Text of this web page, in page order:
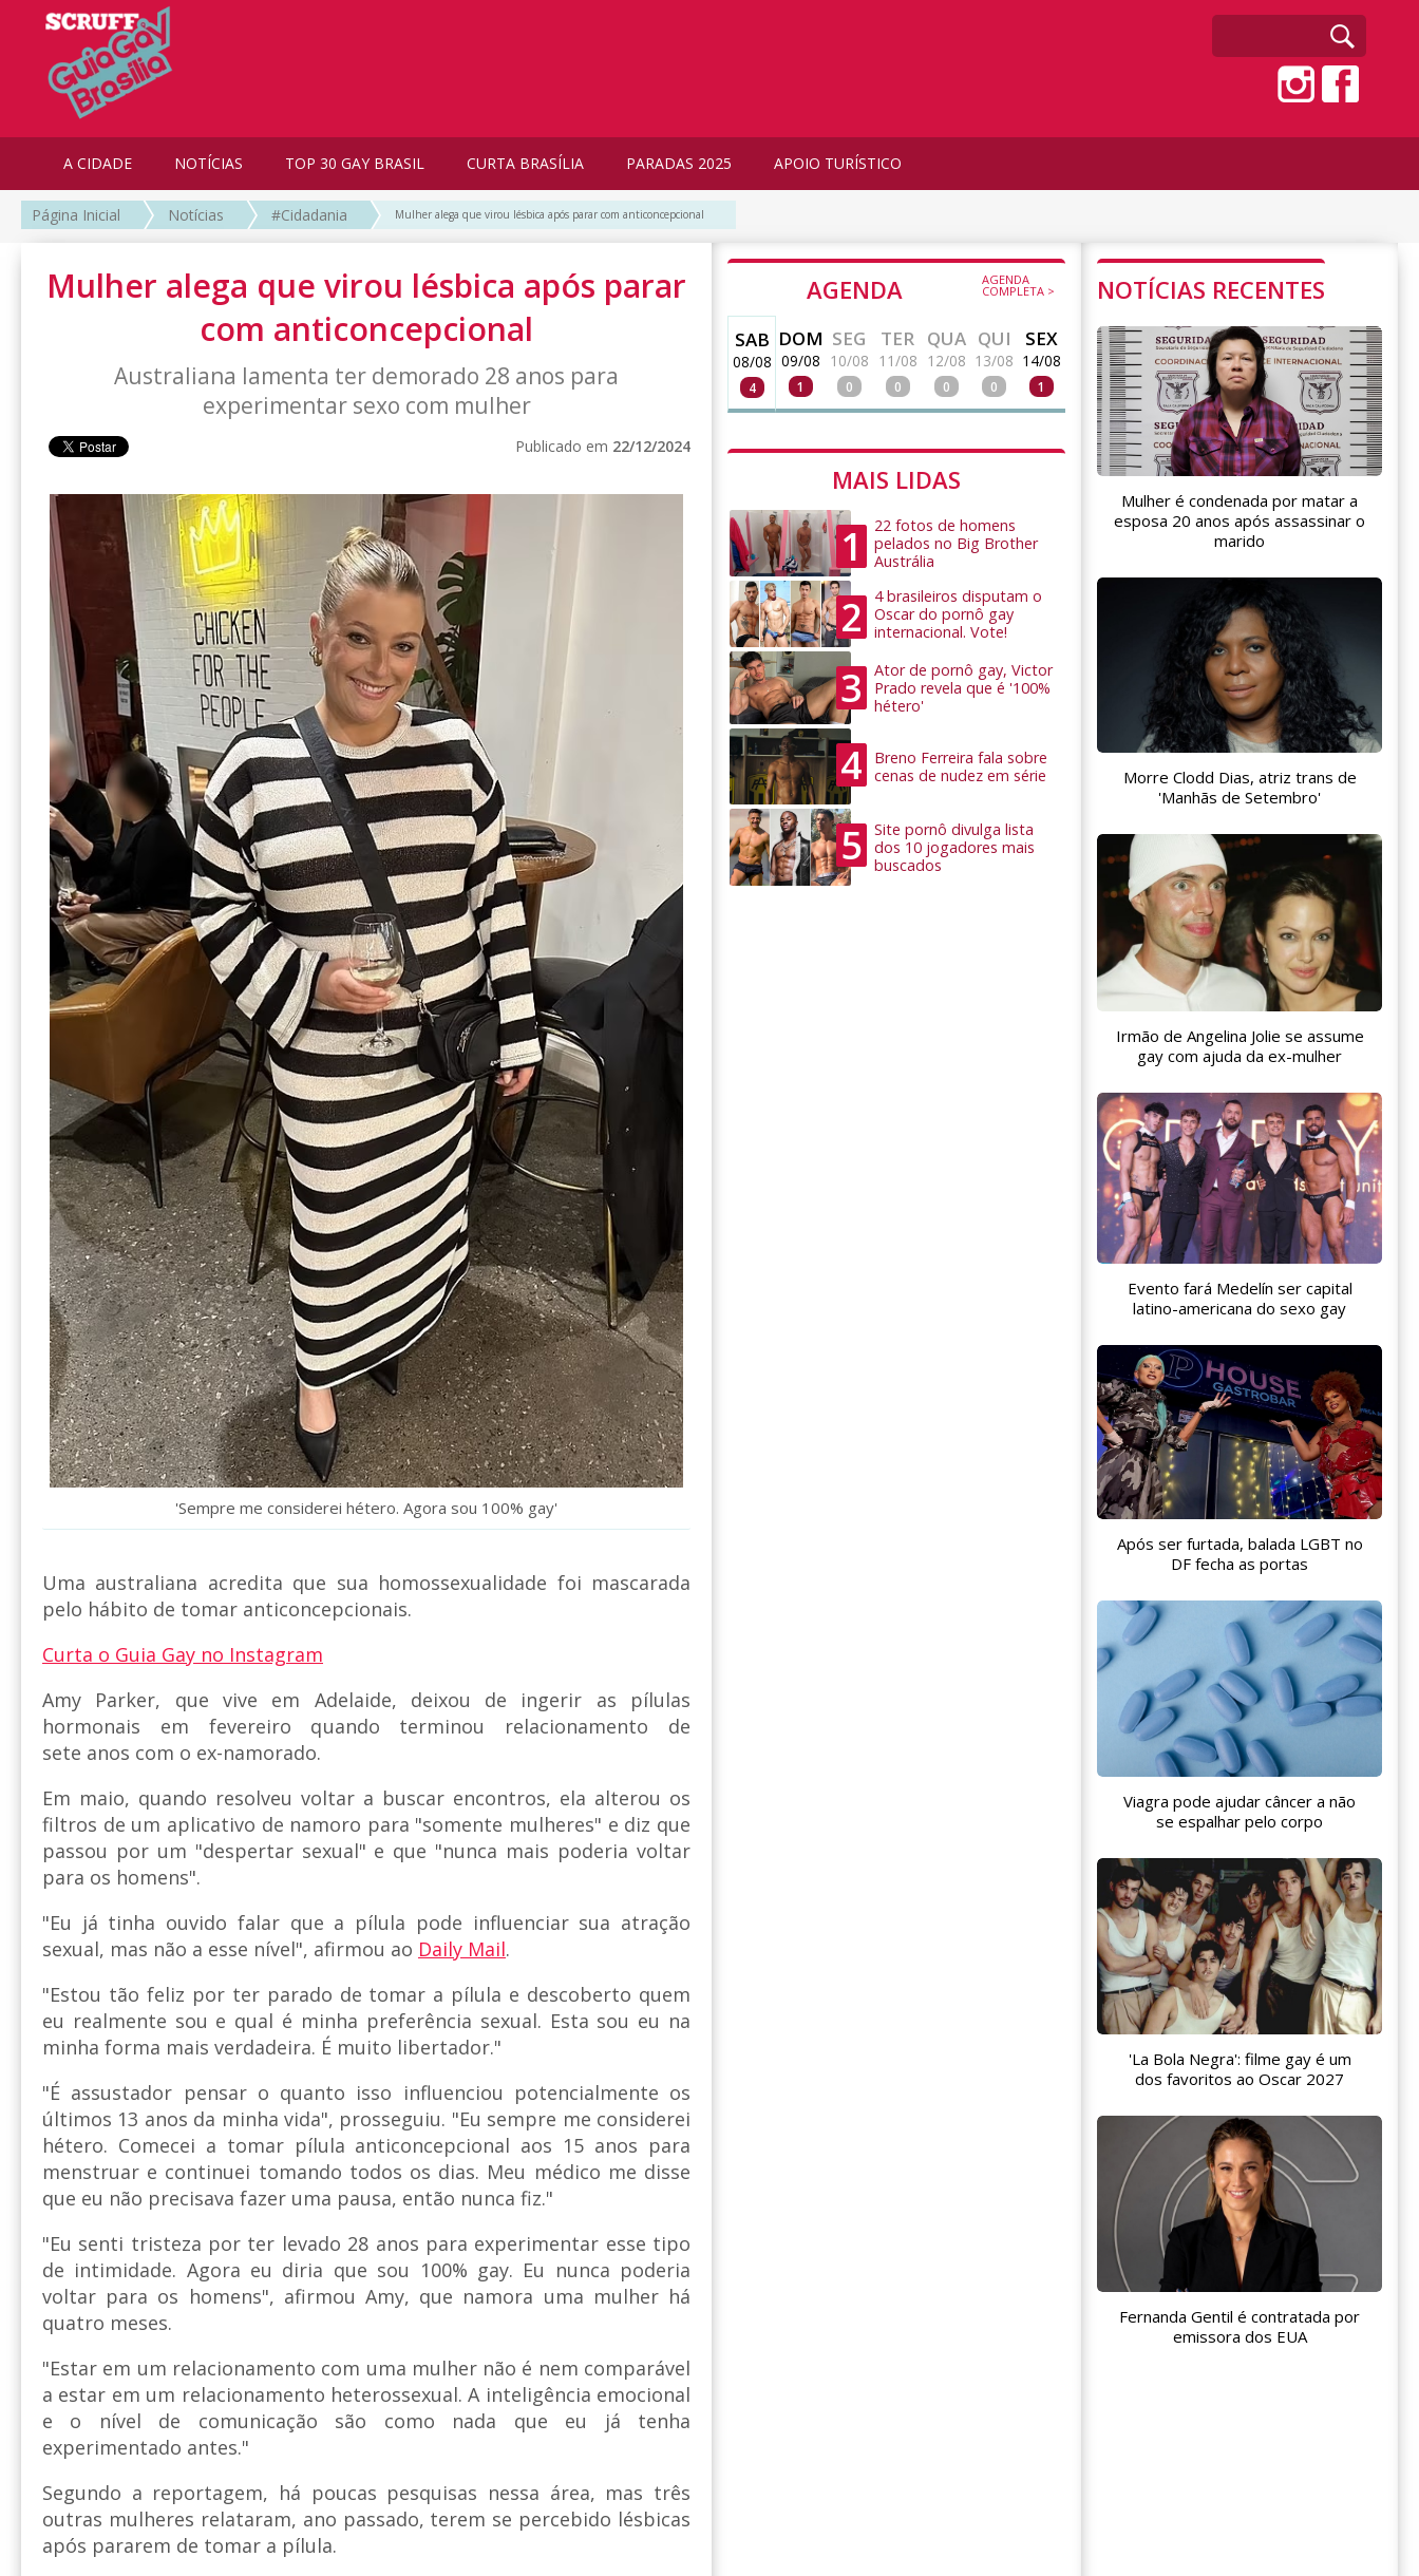
A CIDADE NOTÍCIAS TOP 30 GAY BRASIL CURTA BRASÍLIA PARADAS 2025 APOIO TURÍSTICO
Página Inicial Notícias #Cidadania Mulher alega que virou lésbica após parar com anticoncepcional
Mulher alega que virou lésbica após parar
com anticoncepcional
Australiana lamenta ter demorado 28 anos para
experimentar sexo com mulher
Publicado em 22/12/2024
'Sempre me considerei hétero. Agora sou 100% gay'
Uma australiana acredita que sua homossexualidade foi mascarada
pelo hábito de tomar anticoncepcionais.
Curta o Guia Gay no Instagram
Amy Parker, que vive em Adelaide, deixou de ingerir as pílulas
hormonais em fevereiro quando terminou relacionamento de
sete anos com o ex-namorado.
Em maio, quando resolveu voltar a buscar encontros, ela alterou os
filtros de um aplicativo de namoro para "somente mulheres" e diz que
passou por um "despertar sexual" e que "nunca mais poderia voltar
para os homens".
"Eu já tinha ouvido falar que a pílula pode influenciar sua atração
sexual, mas não a esse nível", afirmou ao Daily Mail.
"Estou tão feliz por ter parado de tomar a pílula e descoberto quem
eu realmente sou e qual é minha preferência sexual. Esta sou eu na
minha forma mais verdadeira. É muito libertador."
"É assustador pensar o quanto isso influenciou potencialmente os
últimos 13 anos da minha vida", prosseguiu. "Eu sempre me considerei
hétero. Comecei a tomar pílula anticoncepcional aos 15 anos para
menstruar e continuei tomando todos os dias. Meu médico me disse
que eu não precisava fazer uma pausa, então nunca fiz."
"Eu senti tristeza por ter levado 28 anos para experimentar esse tipo
de intimidade. Agora eu diria que sou 100% gay. Eu nunca poderia
voltar para os homens", afirmou Amy, que namora uma mulher há
quatro meses.
"Estar em um relacionamento com uma mulher não é nem comparável
a estar em um relacionamento heterossexual. A inteligência emocional
e o nível de comunicação são como nada que eu já tenha
experimentado antes."
Segundo a reportagem, há poucas pesquisas nessa área, mas três
outras mulheres relataram, ano passado, terem se percebido lésbicas
após pararem de tomar a pílula.
AGENDA AGENDA
COMPLETA >
SAB
08/08
4
DOM
09/08
1
SEG
10/08
0
TER
11/08
0
QUA
12/08
0
QUI
13/08
0
SEX
14/08
1
MAIS LIDAS
1
22 fotos de homens
pelados no Big Brother
Austrália
2
4 brasileiros disputam o
Oscar do pornô gay
internacional. Vote!
3
Ator de pornô gay, Victor
Prado revela que é '100%
hétero'
4
Breno Ferreira fala sobre
cenas de nudez em série
5
Site pornô divulga lista
dos 10 jogadores mais
buscados
NOTÍCIAS RECENTES
Mulher é condenada por matar a
esposa 20 anos após assassinar o
marido
Morre Clodd Dias, atriz trans de
'Manhãs de Setembro'
Irmão de Angelina Jolie se assume
gay com ajuda da ex-mulher
Evento fará Medelín ser capital
latino-americana do sexo gay
Após ser furtada, balada LGBT no
DF fecha as portas
Viagra pode ajudar câncer a não
se espalhar pelo corpo
'La Bola Negra': filme gay é um
dos favoritos ao Oscar 2027
Fernanda Gentil é contratada por
emissora dos EUA